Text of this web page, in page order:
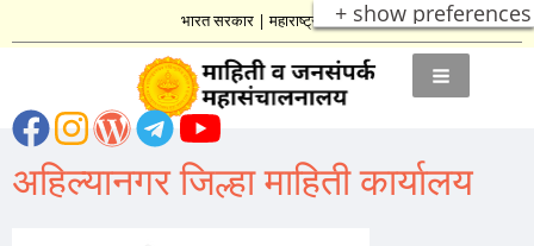
+ show preferences
भारत सरकार|महाराष्ट्र शासन
अहिल्यानगर जिल्हा माहिती कार्यालय